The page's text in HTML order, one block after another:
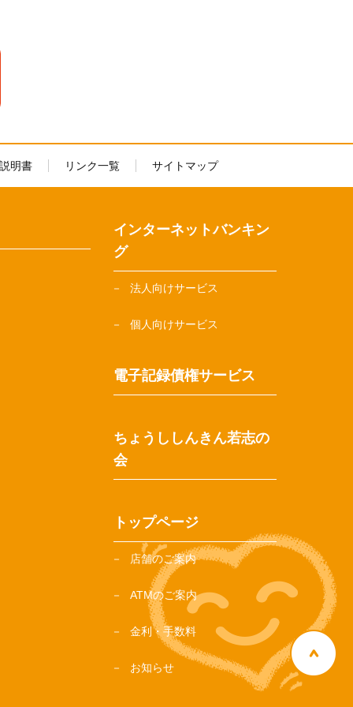
明書 リンク一覧 サイトマップ
インターネットバンキン
グ
法人向けサービス
個人向けサービス
電子記録債権サービス
ちょうししんきん若志の
会
トップページ
店舗のご案内
ATMのご案内
金利・手数料
お知らせ